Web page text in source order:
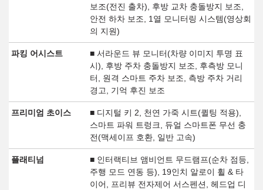
보조(전진 출차), 후방 교차 충돌방지 보조,
안전 하차 보조, 1열 모니터링 시스템(영상회
의 지원)
파킹 어시스트
■ 서라운드 뷰 모니터(차량 이미지 투명 표
시), 후방 주차 충돌방지 보조, 후측방 모니
터, 원격 스마트 주차 보조, 측방 주차 거리
경고, 기억 후진 보조
프리미엄 초이스
■ 디지털 키 2, 천연 가죽 시트(퀼팅 적용),
스마트 파워 트렁크, 듀얼 스마트폰 무선 충
전(맥세이프 호환, 일반 고속)
플래티넘
■ 인터랙티브 앰비언트 무드램프(순차 점등,
주행 모드 연동 등), 19인치 알로이 휠 & 타
이어, 프리뷰 전자제어 서스펜션, 헤드업 디